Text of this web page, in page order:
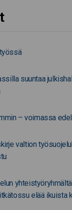
suuntaa
– voimassa
valtion
elää ikuista